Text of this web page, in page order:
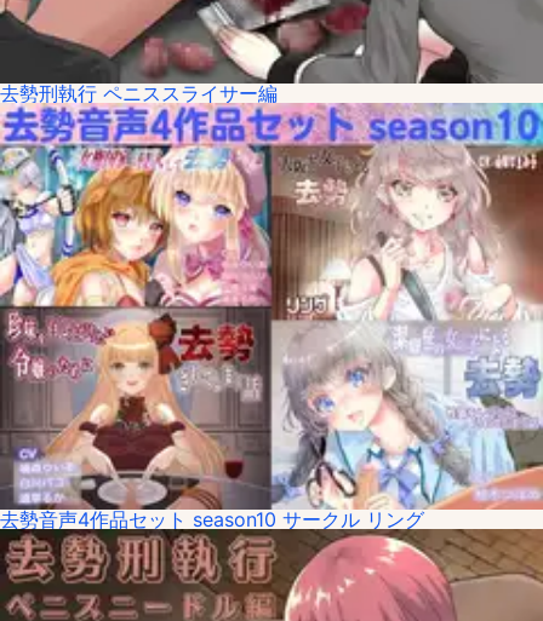
去勢刑執行 ペニススライサー編
去勢音声4作品セット season10 サークル リング